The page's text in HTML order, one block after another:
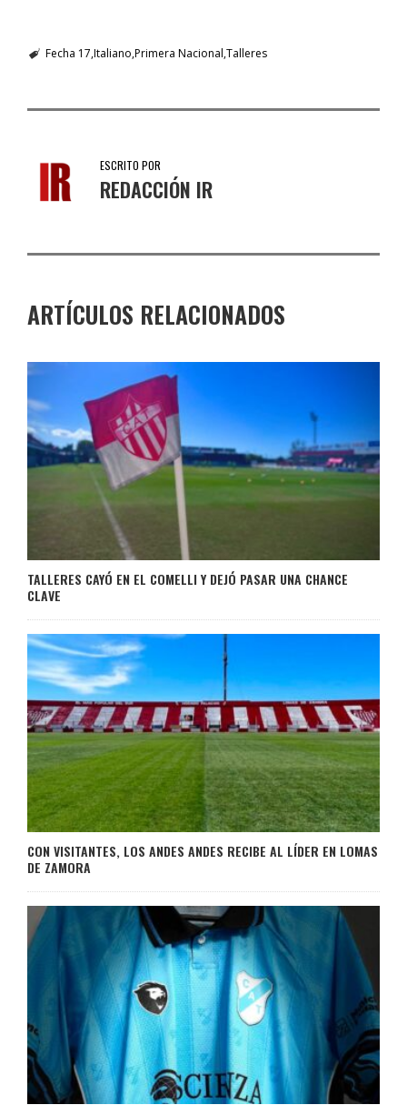
Fecha 17 Italiano Primera Nacional Talleres
ESCRITO POR
REDACCIÓN IR
ARTÍCULOS RELACIONADOS
TALLERES CAYÓ EN EL COMELLI Y DEJÓ PASAR UNA CHANCE
CLAVE
CON VISITANTES, LOS ANDES ANDES RECIBE AL LÍDER EN LOMAS
DE ZAMORA